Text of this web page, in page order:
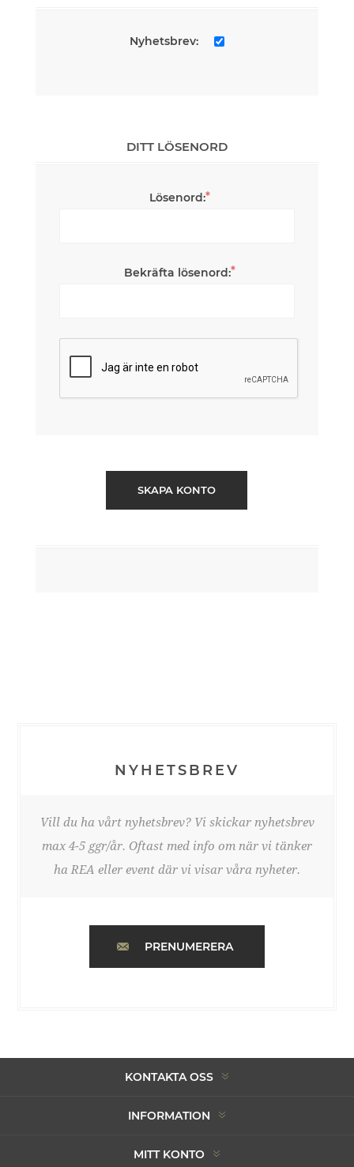
Nyhetsbrev:
DITT LÖSENORD
Lösenord:*
Bekräfta lösenord:*
SKAPA KONTO
NYHETSBREV
Vill du ha vårt nyhetsbrev? Vi skickar nyhetsbrev
max 4-5 ggr/år. Oftast med info om när vi tänker
ha REA eller event där vi visar våra nyheter.
PRENUMERERA
KONTAKTA OSS
INFORMATION
MITT KONTO